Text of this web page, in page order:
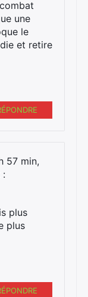
une
le
et retire
57 min,
:
plus
plus